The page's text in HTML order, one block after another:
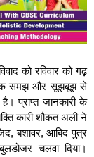
को रविवार को गढ़
समझ और सूझबूझ से
प्राप्त जानकारी के
कारी शौकत अली ने
बशावर, आबिद पुत्र
चलवा दिया।